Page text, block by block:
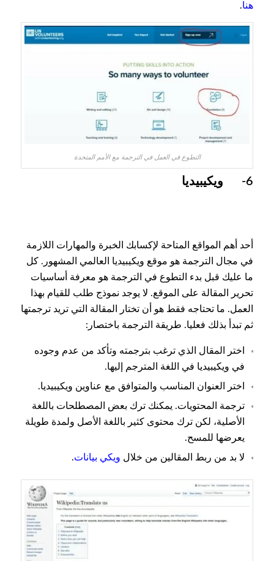
هنا.
التطوع في العمل في الترجمة مع الأمم المتحدة
6- ويكيبيديا
أحد أهم المواقع المتاحة لإكسابك الخبرة والمهارات اللازمة
في مجال الترجمة هو موقع ويكيبيديا العالمي المشهور. كل
ما عليك قبل بدء التطوع في الترجمة هو معرفة أساسيات
تحرير المقالة على الموقع. لا يوجد نموذج طلب للقيام بهذا
العمل. ما تحتاجه فقط هو أن تختار المقالة التي تريد ترجمتها
ثم تبدأ بذلك فعليا. طريقة الترجمة باختصار:
اختر المقال الذي ترغب بترجمته وتأكد من عدم وجوده
في ويكيبيديا في اللغة المترجم إليها.
اختر العنوان المناسب والمتوافق مع عناوين ويكيبيديا.
ترجمة المحتويات. يمكنك ترك بعض المصطلحات باللغة
الأصلية، لكن ترك محتوى كثير باللغة الأصل ولمدة طويلة
يعرضها للمسح.
لا بد من ربط المقالين من خلال ويكي بيانات.